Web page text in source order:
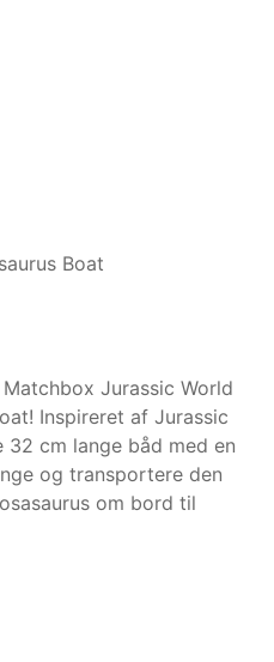
Boat
Jurassic World
Inspireret af Jurassic
32 cm lange båd med en
og transportere den
om bord til